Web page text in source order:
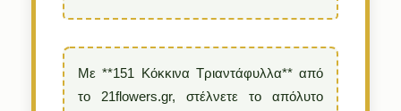
Με **151 Κόκκινα Τριαντάφυλλα** από
το 21flowers.gr, στέλνετε το απόλυτο